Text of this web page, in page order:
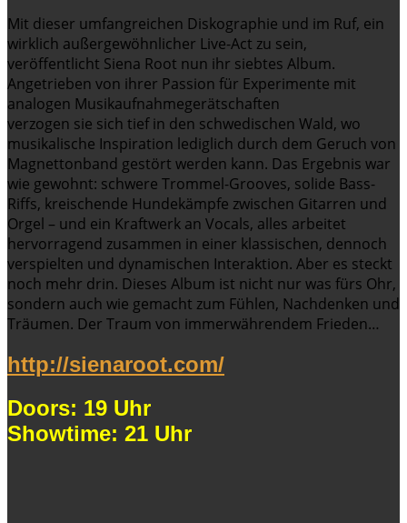
Mit dieser umfangreichen Diskographie und im Ruf, ein
wirklich außergewöhnlicher Live-Act zu sein,
veröffentlicht Siena Root nun ihr siebtes Album.
Angetrieben von ihrer Passion für Experimente mit
analogen Musikaufnahmegerätschaften
verzogen sie sich tief in den schwedischen Wald, wo
musikalische Inspiration lediglich durch dem Geruch von
Magnettonband gestört werden kann. Das Ergebnis war
wie gewohnt: schwere Trommel-Grooves, solide Bass-
Riffs, kreischende Hundekämpfe zwischen Gitarren und
Orgel – und ein Kraftwerk an Vocals, alles arbeitet
hervorragend zusammen in einer klassischen, dennoch
verspielten und dynamischen Interaktion. Aber es steckt
noch mehr drin. Dieses Album ist nicht nur was fürs Ohr,
sondern auch wie gemacht zum Fühlen, Nachdenken und
Träumen. Der Traum von immerwährendem Frieden…
http://sienaroot.com/
Doors: 19 Uhr
Showtime: 21 Uhr